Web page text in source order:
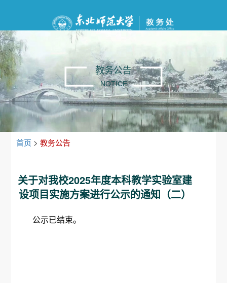
教务公告
NOTICE
首页 > 教务公告
关于对我校2025年度本科教学实验室建
设项目实施方案进行公示的通知（二）
公示已结束。